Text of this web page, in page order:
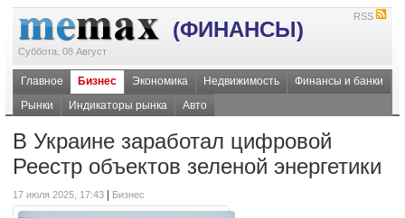
(ФИНАНСЫ)
Суббота, 08 Август
RSS
Главное Бизнес Экономика Недвижимость
Финансы и банки
Рынки
Индикаторы рынка Авто
В Украине заработал цифровой
Реестр объектов зеленой энергетики
17 июля 2025, 17:43 Бизнес